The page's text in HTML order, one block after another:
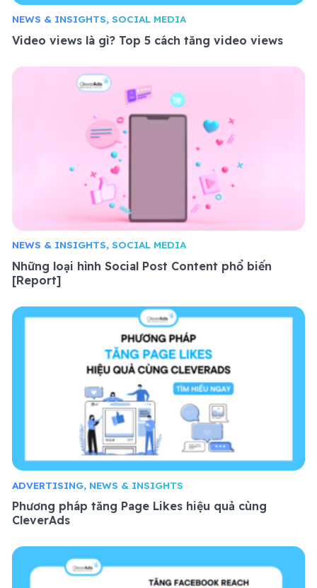
NEWS & INSIGHTS, SOCIAL MEDIA
Video views là gì? Top 5 cách tăng video views
NEWS & INSIGHTS, SOCIAL MEDIA
Những loại hình Social Post Content phổ biến
[Report]
ADVERTISING, NEWS & INSIGHTS
Phương pháp tăng Page Likes hiệu quả cùng
CleverAds